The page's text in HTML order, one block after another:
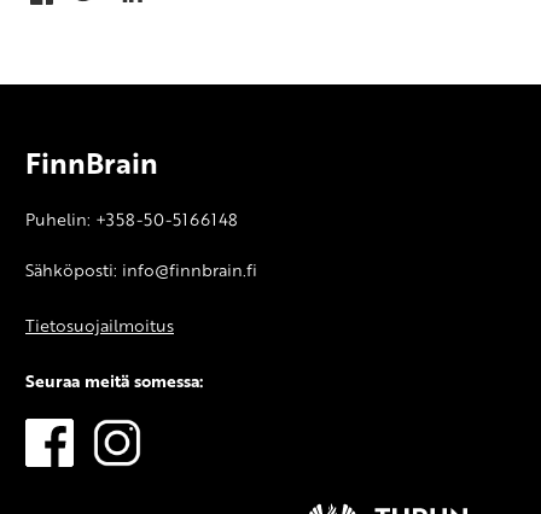
FinnBrain
Puhelin: +358-50-5166148
Sähköposti: info@finnbrain.fi
Tietosuojailmoitus
Seuraa meitä somessa: